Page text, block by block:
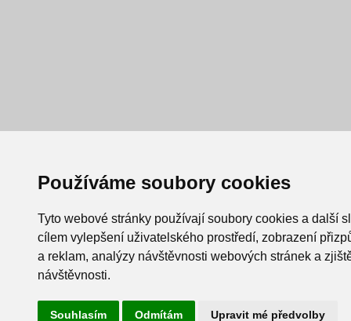
Používáme soubory cookies
Tyto webové stránky používají soubory cookies a další
cílem vylepšení uživatelského prostředí, zobrazení
a reklam, analýzy návštěvnosti webových stránek a
návštěvnosti.
Souhlasím Odmítám Upravit mé předvolby